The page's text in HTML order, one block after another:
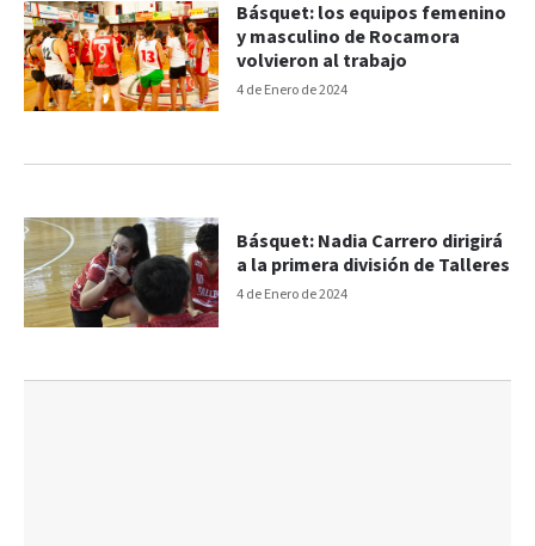
4 de Enero de 2024
Básquet: los equipos femenino
y masculino de Rocamora
volvieron al trabajo
4 de Enero de 2024
Básquet: Nadia Carrero dirigirá
a la primera división de Talleres